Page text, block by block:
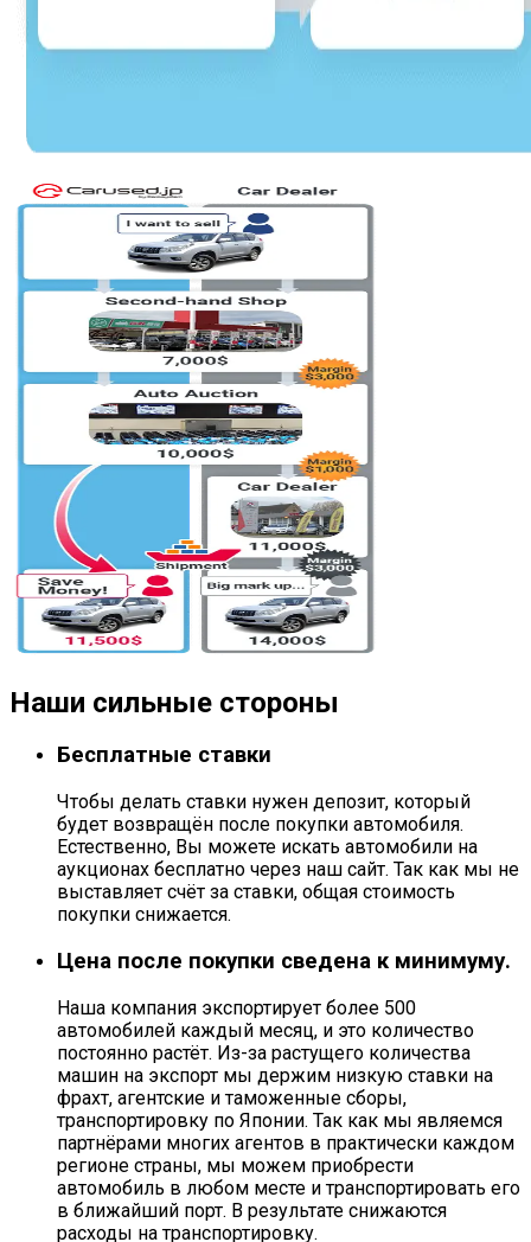
Наши сильные стороны
Бесплатные ставки
Чтобы делать ставки нужен депозит, который
будет возвращён после покупки автомобиля.
Естественно, Вы можете искать автомобили на
аукционах бесплатно через наш сайт. Так как мы не
выставляет счёт за ставки, общая стоимость
покупки снижается.
Цена после покупки сведена к минимуму.
Наша компания экспортирует более 500
автомобилей каждый месяц, и это количество
постоянно растёт. Из-за растущего количества
машин на экспорт мы держим низкую ставки на
фрахт, агентские и таможенные сборы,
транспортировку по Японии. Так как мы являемся
партнёрами многих агентов в практически каждом
регионе страны, мы можем приобрести
автомобиль в любом месте и транспортировать его
в ближайший порт. В результате снижаются
расходы на транспортировку.